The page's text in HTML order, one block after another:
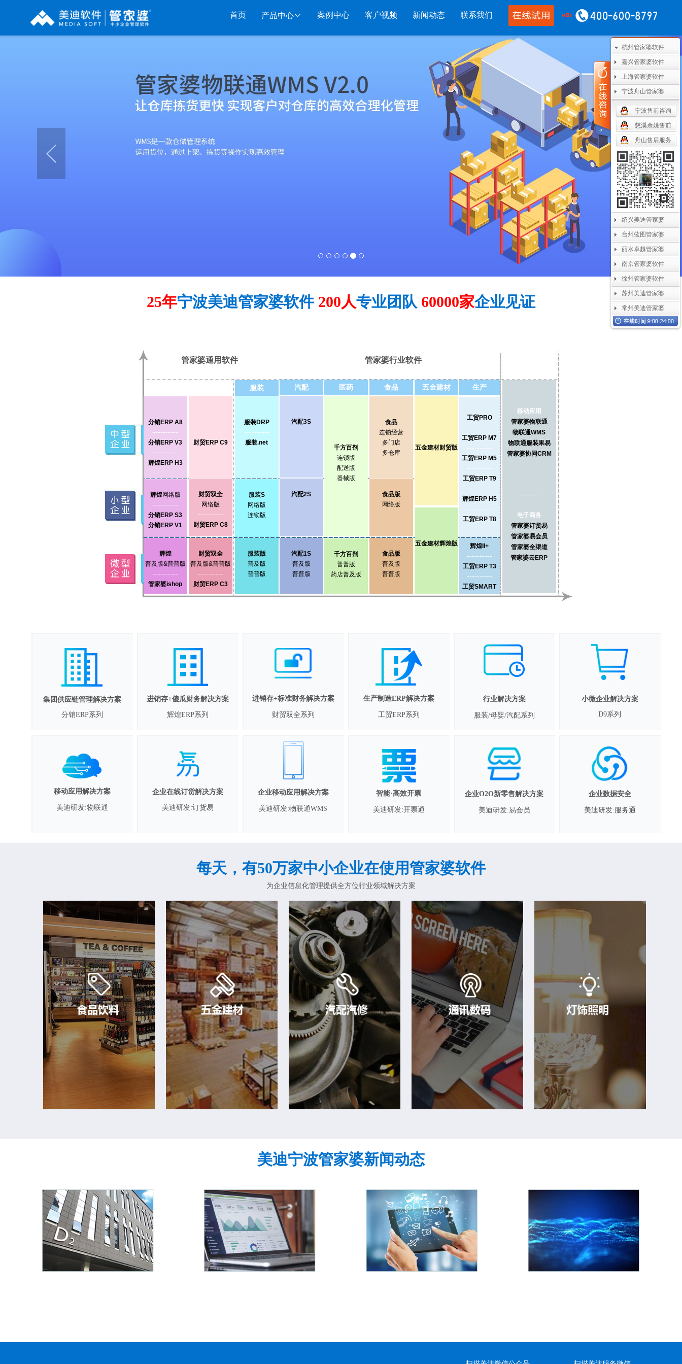
首页 产品中心
管家婆普及版
管家婆工贸M系列
管家婆分销ERP A8
管家婆分销ERP S3
管家婆分销ERP V1
管家婆服装DRP
管家婆服装net
千方百剂医药药械
管家婆汽配汽修 SAAS
管家婆云ERP
移动应用
管家婆物联通手机
物联通WMS
手持开单PDA
美迪数据通
管家婆掌上工厂
CRM OA
管家婆协同CRM
腾讯企业微信
阿里钉钉
管家婆天通眼
任我行指掌天下
其他产品
管家婆开票通
美迪设备数采
管家婆二次开发
管家婆支付通
管家婆云平台
美迪MES系统
管家婆服务通
案例中心 客户视频 新闻动态 联系我们
25年宁波美迪管家婆软件 200人专业团队 60000家企业见证
管家婆通用软件 管家婆行业软件
分销ERP A8
----------
分销ERP V3
----------
辉煌ERP H3
财贸ERP C9
辉煌网络版
----------
分销ERP S3
分销ERP V1
财贸双全
网络版
----------
财贸ERP C8
辉煌
普及版&普普版
----------
管家婆ishop
财贸双全
普及版&普普版
----------
财贸ERP C3
服装
服装DRP
----------
服装.net
服装S
网络版
连锁版
服装版
普及版
普普版
汽配
汽配3S
汽配2S
汽配1S
普及版
普普版
医药
千方百剂
连锁版
配送版
器械版
千方百剂
普普版
药店普及版
食品
食品
连锁经营
多门店
多仓库
食品版
网络版
食品版
普及版
普普版
五金建材
五金建材财贸版
五金建材辉煌版
生产
工贸PRO
----------
工贸ERP M7
----------
工贸ERP M5
----------
工贸ERP T9
----------
辉煌ERP H5
----------
工贸ERP T8
辉煌II+
----------
工贸ERP T3
----------
工贸SMART
移动应用
管家婆物联通
物联通WMS
物联通服装果易
管家婆协同CRM
----------
电子商务
管家婆订货易
管家婆易会员
管家婆全渠道
管家婆云ERP
集团供应链管理解决方案
分销ERP系列
进销存+傻瓜财务解决方案
辉煌ERP系列
进销存+标准财务解决方案
财贸双全系列
生产制造ERP解决方案
工贸ERP系列
行业解决方案
服装/母婴/汽配系列
小微企业解决方案
D9系列
移动应用解决方案
美迪研发:物联通
企业在线订货解决方案
美迪研发:订货易
企业移动应用解决方案
美迪研发:物联通WMS
智能·高效开票
美迪研发:开票通
企业O2O新零售解决方案
美迪研发:易会员
企业数据安全
美迪研发:服务通
每天，有50万家中小企业在使用管家婆软件
为企业信息化管理提供全方位行业领域解决方案
批次等方面管理，更有仓库
物流运输、库龄分析、智能
补货等深度行业应用。
查看详情
理，以及往来客户分布广泛
的信用额度管控、操作简
单、应用易上手。
查看详情
汽配汽修
修、整机更换。从维修接
件、到维修业务处理、维修
费用核算、维修取件及服务
回访等环节进行严格把关。
管理的内容，对于商品库存
管理，保修、维修等环节十
分重要。 通过严格序列号管
控商品的市场流向具有唯一
性实现序列号流向跟踪查
询。通过序列号管理还可以
实现防伪查询、防止串货
等。
化，变更频繁成本核算是难
理也十分重要。
查看详情
美迪宁波管家婆新闻动态
杭州管家婆软件
嘉兴管家婆软件
上海管家婆软件
宁波舟山管家婆
宁波售前咨询
慈溪余姚售前
舟山售后服务
绍兴美迪管家婆
台州蓝图管家婆
丽水卓越管家婆
南京管家婆软件
徐州管家婆软件
苏州美迪管家婆
常州美迪管家婆